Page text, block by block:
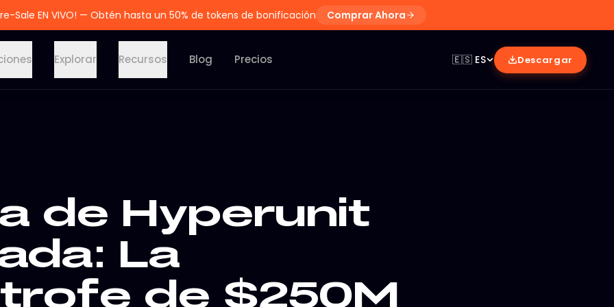
Sale EN VIVO! — Obtén hasta un 50% de tokens de bonificación Comprar Ahora
Explorar Recursos Blog Precios 🇪🇸 ES Descargar
de Hyperunit
La